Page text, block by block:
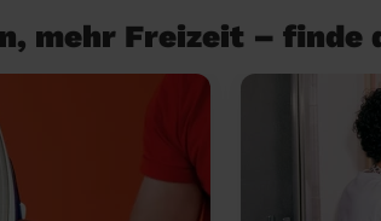
mehr Freizeit –